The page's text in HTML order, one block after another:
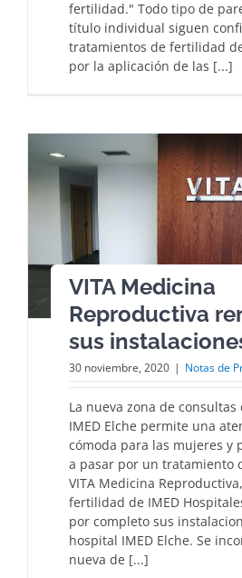
fertilidad." Todo tipo de
título individual siguen
tratamientos de fertilidad
por la aplicación de las [...]
VITA Medicina
Reproductiva
sus
30 noviembre, 2020 | Notas de
La nueva zona de
IMED Elche permite una
cómoda para las mujeres y
a pasar por un tratamiento
VITA Medicina
fertilidad de IMED
por completo sus
hospital IMED Elche. Se
nueva de [...]